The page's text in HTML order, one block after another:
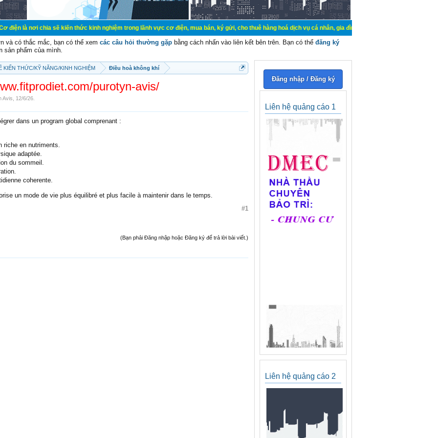
chia sẽ kiến thức kinh nghiệm trong lãnh vực cơ điện, mua bán, ký gửi, cho thuê hàng hoá dịch vụ cá nhân, gia đình. Mua bán, ký gửi, cho thuê thiết bị
và có thắc mắc, bạn có thể xem các câu hỏi thường gặp bằng cách nhấn vào liên kết bên trên. Bạn có thể đăng ký
sản phẩm của mình.
KIẾN THỨC/KỸ NĂNG/KINH NGHIỆM Điều hoà không khí
purotyn-avis/
Avis 12/6/26
dans un program global comprenant :
riche en nutriments.
adaptée.
du sommeil.
coherente.
un mode de vie plus équilibré et plus facile à maintenir dans le temps.
#1
(Bạn phải Đăng nhập hoặc Đăng ký để trả lời bài viết.)
Đăng nhập / Đăng ký
Liên hệ quảng cáo 1
Liên hệ quảng cáo 2